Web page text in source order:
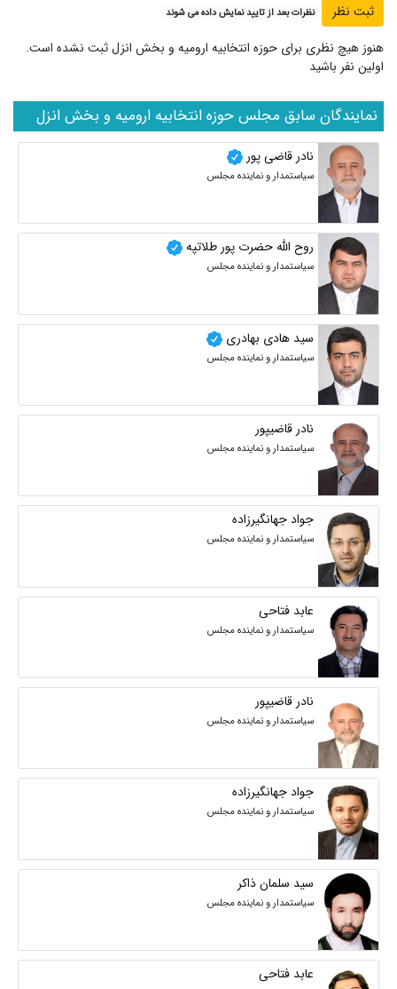
نظرات بعد از تایید نمایش داده می شوند
هنوز هیچ نظری برای حوزه انتخابیه ارومیه و بخش انزل ثبت نشده است.
اولین نفر باشید
نمایندگان سابق مجلس حوزه انتخابیه ارومیه و بخش انزل
نادر قاضی پور
سیاستمدار و نماینده مجلس
روح الله حضرت پور طلاتپه
سیاستمدار و نماینده مجلس
سید هادی بهادری
سیاستمدار و نماینده مجلس
نادر قاضیپور
سیاستمدار و نماینده مجلس
جواد جهانگیرزاده
سیاستمدار و نماینده مجلس
عابد فتاحی
سیاستمدار و نماینده مجلس
نادر قاضیپور
سیاستمدار و نماینده مجلس
جواد جهانگیرزاده
سیاستمدار و نماینده مجلس
سید سلمان ذاکر
سیاستمدار و نماینده مجلس
عابد فتاحی